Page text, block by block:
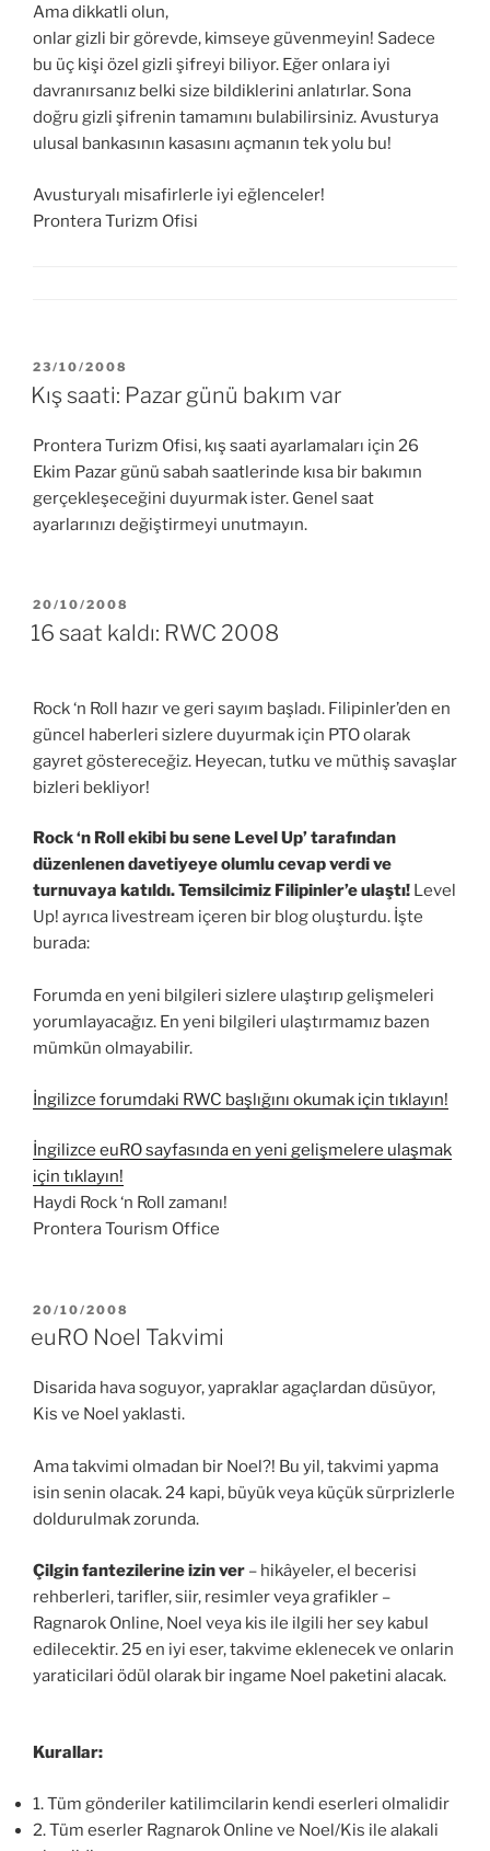
Ama dikkatli olun,
onlar gizli bir görevde, kimseye güvenmeyin! Sadece
bu üç kişi özel gizli şifreyi biliyor. Eğer onlara iyi
davranırsanız belki size bildiklerini anlatırlar. Sona
doğru gizli şifrenin tamamını bulabilirsiniz. Avusturya
ulusal bankasının kasasını açmanın tek yolu bu!
Avusturyalı misafirlerle iyi eğlenceler!
Prontera Turizm Ofisi
YAYIM
TARIHI
23/10/2008
Kış saati: Pazar günü bakım var
Prontera Turizm Ofisi, kış saati ayarlamaları için 26
Ekim Pazar günü sabah saatlerinde kısa bir bakımın
gerçekleşeceğini duyurmak ister. Genel saat
ayarlarınızı değiştirmeyi unutmayın.
YAYIM
TARIHI
20/10/2008
16 saat kaldı: RWC 2008
Rock ‘n Roll hazır ve geri sayım başladı. Filipinler’den en
güncel haberleri sizlere duyurmak için PTO olarak
gayret göstereceğiz. Heyecan, tutku ve müthiş savaşlar
bizleri bekliyor!
Rock ‘n Roll ekibi bu sene Level Up’ tarafından
düzenlenen davetiyeye olumlu cevap verdi ve
turnuvaya katıldı. Temsilcimiz Filipinler’e ulaştı! Level
Up! ayrıca livestream içeren bir blog oluşturdu. İşte
burada:
Forumda en yeni bilgileri sizlere ulaştırıp gelişmeleri
yorumlayacağız. En yeni bilgileri ulaştırmamız bazen
mümkün olmayabilir.
İngilizce forumdaki RWC başlığını okumak için tıklayın!
İngilizce euRO sayfasında en yeni gelişmelere ulaşmak
için tıklayın!
Haydi Rock ‘n Roll zamanı!
Prontera Tourism Office
YAYIM
TARIHI
20/10/2008
euRO Noel Takvimi
Disarida hava soguyor, yapraklar agaçlardan düsüyor,
Kis ve Noel yaklasti.
Ama takvimi olmadan bir Noel?! Bu yil, takvimi yapma
isin senin olacak. 24 kapi, büyük veya küçük sürprizlerle
doldurulmak zorunda.
Çilgin fantezilerine izin ver – hikâyeler, el becerisi
rehberleri, tarifler, siir, resimler veya grafikler –
Ragnarok Online, Noel veya kis ile ilgili her sey kabul
edilecektir. 25 en iyi eser, takvime eklenecek ve onlarin
yaraticilari ödül olarak bir ingame Noel paketini alacak.
Kurallar:
1. Tüm gönderiler katilimcilarin kendi eserleri olmalidir
2. Tüm eserler Ragnarok Online ve Noel/Kis ile alakali